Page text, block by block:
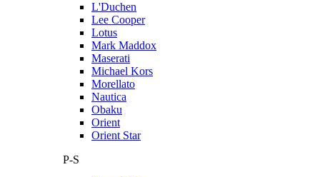
L'Duchen
Lee Cooper
Lotus
Mark Maddox
Maserati
Michael Kors
Morellato
Nautica
Obaku
Orient
Orient Star
P-S